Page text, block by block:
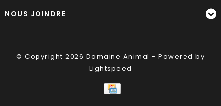
NOUS JOINDRE
© Copyright 2026 Domaine Animal - Powered by
Lightspeed